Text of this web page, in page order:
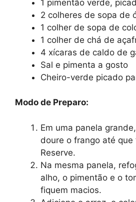
1 pimentão verde,
2 colheres de sopa de
1 colher de sopa de
1 colher de chá de
4 xícaras de caldo de
Sal e pimenta a gosto
Cheiro-verde picado
Modo de Preparo:
Em uma panela
doure o frango até
Reserve.
Na mesma panela,
alho, o pimentão e o
fiquem macios.